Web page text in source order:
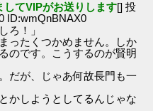
してVIPがお送りします[] 投
ID:wmQnBNAX0
ろ！」
ったくつかめません。しか
のです。こうするのが賢明
だが、じゃあ何故長門も一
かしようとしてるんじゃな